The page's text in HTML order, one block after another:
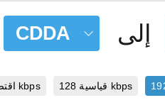
CDDA إلى
اقتصادية 96 kbps قياسية 128 kbps